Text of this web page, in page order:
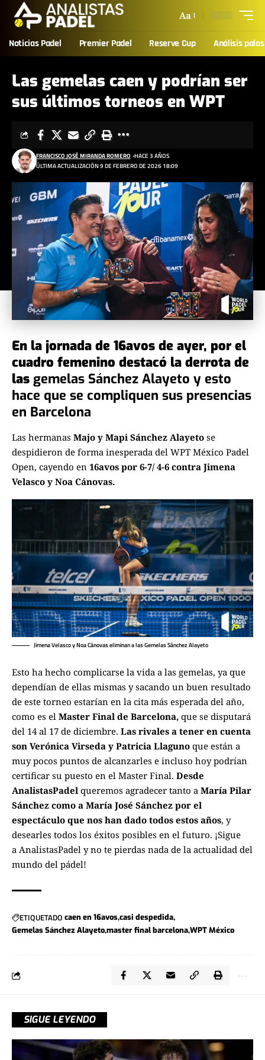
Aa
Noticias Padel Premier Padel Reserve Cup Análisis palas
Las gemelas caen y podrían ser
sus últimos torneos en WPT
ÚLTIMA ACTUALIZACIÓN 9 DE FEBRERO DE 2026 18:09
FRANCISCO JOSÉ MIRANDA ROMERO HACE 3 AÑOS
En la jornada de 16avos de ayer, por el
cuadro femenino destacó la derrota de
las gemelas Sánchez Alayeto y esto
hace que se compliquen sus presencias
en Barcelona
Las hermanas Majo y Mapi Sánchez Alayeto se
despidieron de forma inesperada del WPT México Padel
Open, cayendo en 16avos por 6-7/ 4-6 contra Jimena
Velasco y Noa Cánovas.
Jimena Velasco y Noa Cánovas eliminan a las Gemelas Sánchez Alayeto
Esto ha hecho complicarse la vida a las gemelas, ya que
dependían de ellas mismas y sacando un buen resultado
de este torneo estarían en la cita más esperada del año,
como es el Master Final de Barcelona, que se disputará
del 14 al 17 de diciembre. Las rivales a tener en cuenta
son Verónica Virseda y Patricia Llaguno que están a
muy pocos puntos de alcanzarles e incluso hoy podrían
certificar su puesto en el Master Final. Desde
AnalistasPadel queremos agradecer tanto a María Pilar
Sánchez como a María José Sánchez por el
espectáculo que nos han dado todos estos años, y
desearles todos los éxitos posibles en el futuro. ¡Sigue
a AnalistasPadel y no te pierdas nada de la actualidad del
mundo del pádel!
ETIQUETADO caen en 16avoscasi despedida
Gemelas Sánchez Alayetomaster final barcelonaWPT México
SIGUE LEYENDO